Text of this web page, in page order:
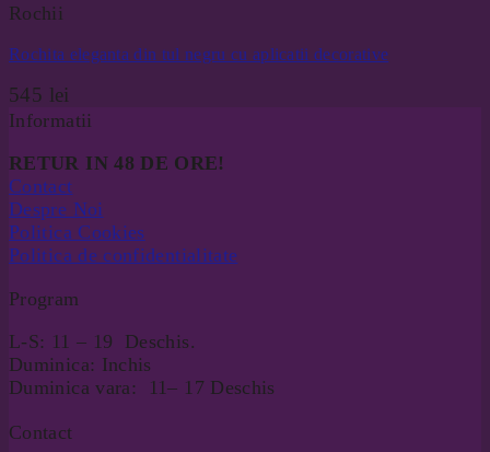
Rochii
Rochita eleganta din tul negru cu aplicatii decorative
545 lei
Informatii
RETUR IN 48 DE ORE!
Contact
Despre Noi
Politica Cookies
Politica de confidentialitate
Program
L-S: 11 – 19 Deschis.
Duminica: Inchis
Duminica vara: 11– 17 Deschis
Contact